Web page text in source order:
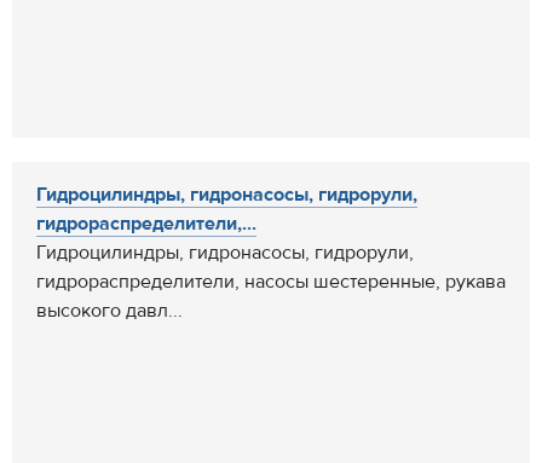
Гидроцилиндры, гидронасосы, гидрорули,
гидрораспределители,...
Гидроцилиндры, гидронасосы, гидрорули,
гидрораспределители, насосы шестеренные, рукава
высокого давл...